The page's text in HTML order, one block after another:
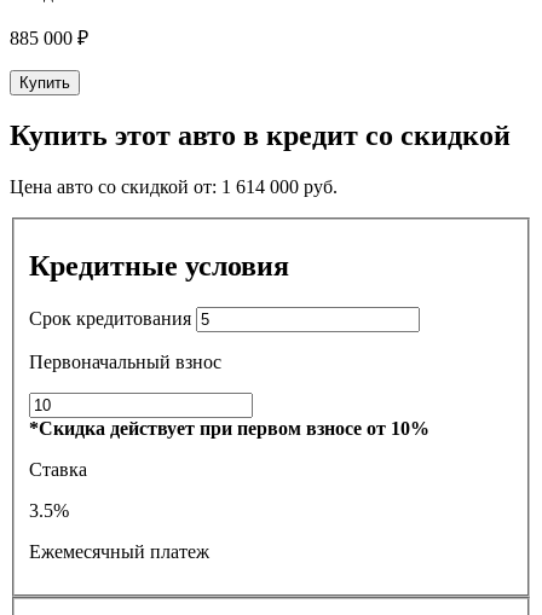
885 000 ₽
Купить
Купить этот авто в кредит со скидкой
Цена авто со скидкой от: 1 614 000 руб.
Кредитные условия
Срок кредитования
Первоначальный взнос
*Скидка действует при первом взносе от 10%
Ставка
3.5%
Ежемесячный платеж